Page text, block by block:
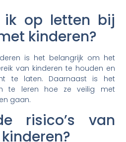
ik op letten bij
kinderen?
is het belangrijk om het
van kinderen te houden en
te laten. Daarnaast is het
te leren hoe ze veilig met
gaan.
risico’s van